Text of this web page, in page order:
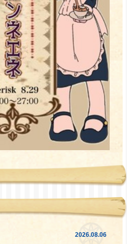
2026.08.06